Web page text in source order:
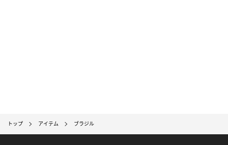
トップ アイテム ブラジル